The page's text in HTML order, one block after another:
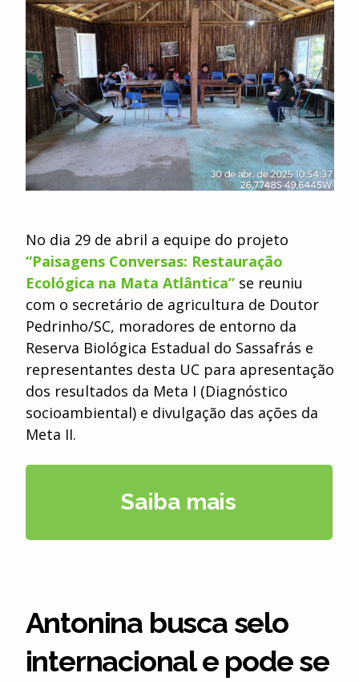
No dia 29 de abril a equipe do projeto
“Paisagens Conversas: Restauração
Ecológica na Mata Atlântica”se reuniu
com o secretário de agricultura de Doutor
Pedrinho/SC, moradores de entorno da
Reserva Biológica Estadual do Sassafrás e
representantes desta UC para apresentação
dos resultados da Meta I (Diagnóstico
socioambiental) e divulgação das ações da
Meta II.
Saiba mais
Antonina busca selo
internacional e pode se